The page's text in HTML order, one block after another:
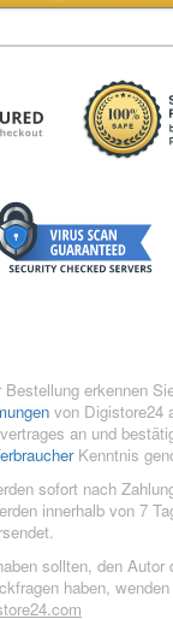
erkennen
von Digistore24
an und
Kenntnis
sofort nach
innerhalb von 7
sollten, den Autor
haben,